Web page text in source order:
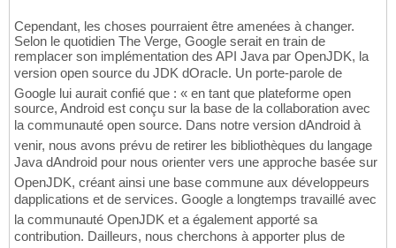
Cependant, les choses pourraient être amenées à changer.
Selon le quotidien The Verge, Google serait en train de
remplacer son implémentation des API Java par OpenJDK, la
version open source du JDK dOracle. Un porte-parole de
Google lui aurait confié que : « en tant que plateforme open
source, Android est conçu sur la base de la collaboration avec
la communauté open source. Dans notre version dAndroid à
venir, nous avons prévu de retirer les bibliothèques du langage
Java dAndroid pour nous orienter vers une approche basée sur
OpenJDK, créant ainsi une base commune aux développeurs
dapplications et de services. Google a longtemps travaillé avec
la communauté OpenJDK et a également apporté sa
contribution. Dailleurs, nous cherchons à apporter plus de